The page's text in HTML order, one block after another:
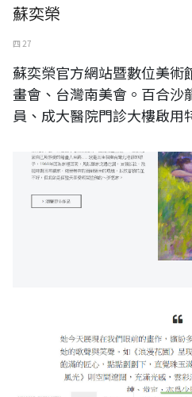
蘇奕榮
四 27
蘇奕榮官方網站暨數位美術
畫會、台灣南美會。百合沙
員、成大醫院門診大樓啟用